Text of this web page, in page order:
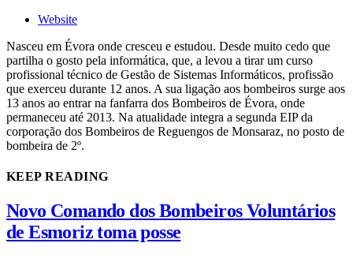
Website
Nasceu em Évora onde cresceu e estudou. Desde muito cedo que
partilha o gosto pela informática, que, a levou a tirar um curso
profissional técnico de Gestão de Sistemas Informáticos, profissão
que exerceu durante 12 anos. A sua ligação aos bombeiros surge aos
13 anos ao entrar na fanfarra dos Bombeiros de Évora, onde
permaneceu até 2013. Na atualidade integra a segunda EIP da
corporação dos Bombeiros de Reguengos de Monsaraz, no posto de
bombeira de 2º.
KEEP READING
Novo Comando dos Bombeiros Voluntários
de Esmoriz toma posse